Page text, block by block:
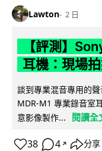
Lawton 2 日
【評測】
耳機：現場
談到專業混音專用的
MDR-M1 專業錄音室
意影像製作...
閱讀全
38 4 ↗ 分享